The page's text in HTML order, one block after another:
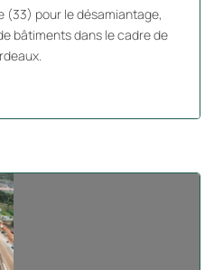
(33) pour le désamiantage,
bâtiments dans le cadre de